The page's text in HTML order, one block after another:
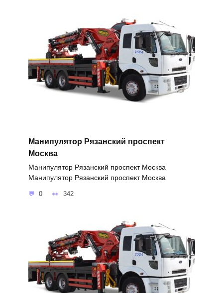
Манипулятор Рязанский проспект
Москва
Манипулятор Рязанский проспект Москва
Манипулятор Рязанский проспект Москва
0 342